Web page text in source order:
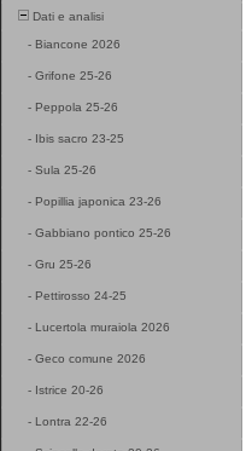
Dati e analisi
- Biancone 2026
- Grifone 25-26
- Peppola 25-26
- Ibis sacro 23-25
- Sula 25-26
- Popillia japonica 23-26
- Gabbiano pontico 25-26
- Gru 25-26
- Pettirosso 24-25
- Lucertola muraiola 2026
- Geco comune 2026
- Istrice 20-26
- Lontra 22-26